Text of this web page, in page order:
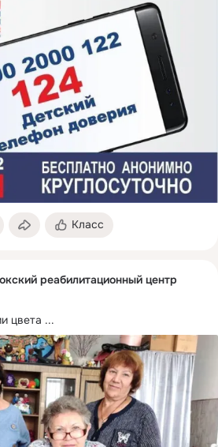
Класс
реабилитационный центр
цвета ...